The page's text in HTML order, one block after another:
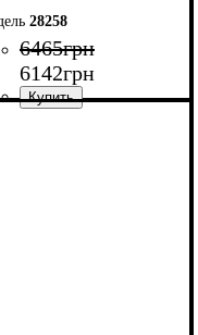
28258
6465грн
6142грн